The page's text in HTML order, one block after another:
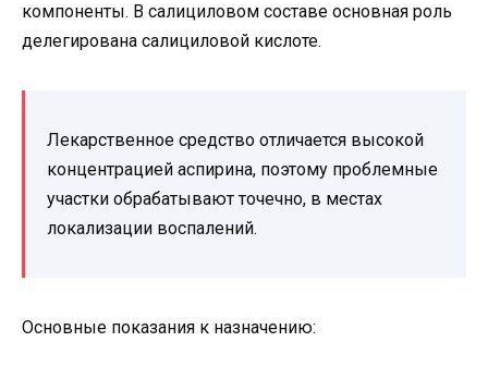
компоненты. В салициловом составе основная роль
делегирована салициловой кислоте.
Лекарственное средство отличается высокой
концентрацией аспирина, поэтому проблемные
участки обрабатывают точечно, в местах
локализации воспалений.
Основные показания к назначению: